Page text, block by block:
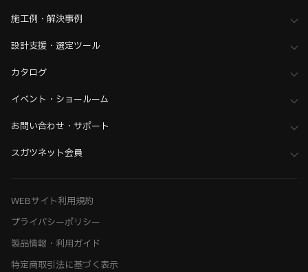
施工例・解決事例
設計支援・選定ツール
カタログ
イベント・ショールーム
お問い合わせ・サポート
スガツネット会員
WEBサイト利用規約
プライバシーポリシー
製品情報・利用ガイド
特定商取引法に基づく表示